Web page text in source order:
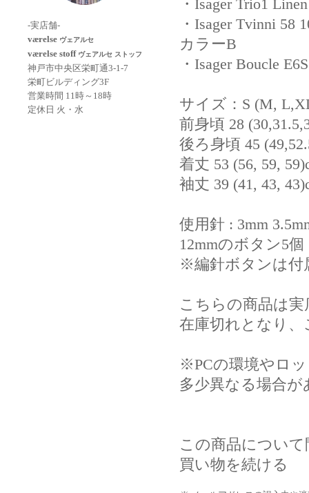
-実店舗-
værelse ヴェアルセ
værelse stoff ヴェアルセ ストッフ
神戸市中央区栄町通3-1-7
栄町ビルディング3F
営業時間 11時～18時
定休日 火・水
・Isager Trio1
・Isager Tvinni 58
カラーB
・Isager Boucle
サイズ：S (M,
前身頃 28
後ろ身頃 45
着丈 53 (56, 59,
袖丈 39 (41, 43,
使用針 : 3mm
12mmのボタン5個
※編針ボタンは付
こちらの商品は
在庫切れとなり
※PCの環境やロ
多少異なる場合が
この商品につい
買い物を続ける